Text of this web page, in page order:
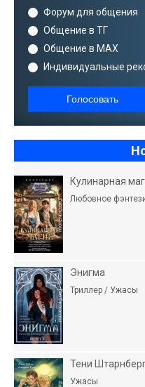
Форум для общения
Общение в ТГ
Общение в MAX
Индивидуальные
Голосовать
Кулинарная
Любовное
Энигма
Триллер / Ужасы
Тени
Ужасы